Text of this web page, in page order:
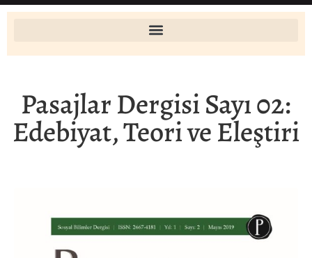
Pasajlar Dergisi Sayı 02:
Edebiyat, Teori ve Eleştiri